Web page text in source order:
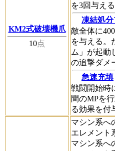
KM2式破壊機爪
10点
を3回与える
凍結処
敵全体に
を与える。
ム」が起動
の追撃ダメ
急速充填
戦闘開始時
間のMPを
る効果を付
マシン系へ
エレメント
マシン系へ